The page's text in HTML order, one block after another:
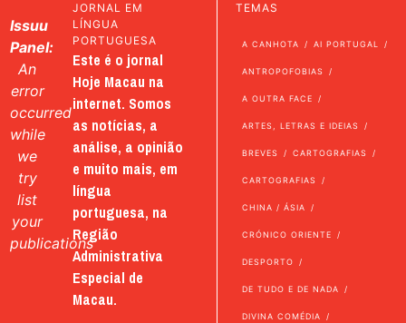
Issuu
Panel:
An
error
occurred
while
we
try
list
your
publications
JORNAL EM
LÍNGUA
PORTUGUESA
Este é o jornal
Hoje Macau na
internet. Somos
as notícias, a
análise, a opinião
e muito mais, em
língua
portuguesa, na
Região
Administrativa
Especial de
Macau.
TEMAS
A CANHOTA AI PORTUGAL
ANTROPOFOBIAS
A OUTRA FACE
ARTES, LETRAS E IDEIAS
BREVES CARTOGRAFIAS
CARTOGRAFIAS
CHINA / ÁSIA
CRÓNICO ORIENTE
DESPORTO
DE TUDO E DE NADA
DIVINA COMÉDIA